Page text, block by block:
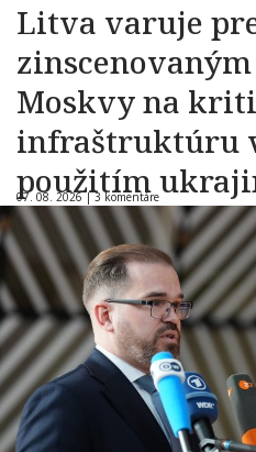
Litva varuje
Moskvy na
infraštruktúru
použitím
07. 08. 2026 |3 komentáre